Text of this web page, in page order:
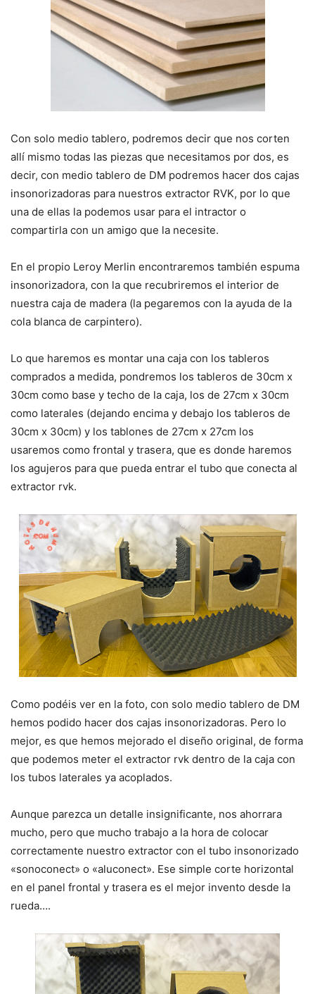
Con solo medio tablero, podremos decir que nos corten
allí mismo todas las piezas que necesitamos por dos, es
decir, con medio tablero de DM podremos hacer dos cajas
insonorizadoras para nuestros extractor RVK, por lo que
una de ellas la podemos usar para el intractor o
compartirla con un amigo que la necesite.
En el propio Leroy Merlin encontraremos también espuma
insonorizadora, con la que recubriremos el interior de
nuestra caja de madera (la pegaremos con la ayuda de la
cola blanca de carpintero).
Lo que haremos es montar una caja con los tableros
comprados a medida, pondremos los tableros de 30cm x
30cm como base y techo de la caja, los de 27cm x 30cm
como laterales (dejando encima y debajo los tableros de
30cm x 30cm) y los tablones de 27cm x 27cm los
usaremos como frontal y trasera, que es donde haremos
los agujeros para que pueda entrar el tubo que conecta al
extractor rvk.
Como podéis ver en la foto, con solo medio tablero de DM
hemos podido hacer dos cajas insonorizadoras. Pero lo
mejor, es que hemos mejorado el diseño original, de forma
que podemos meter el extractor rvk dentro de la caja con
los tubos laterales ya acoplados.
Aunque parezca un detalle insignificante, nos ahorrara
mucho, pero que mucho trabajo a la hora de colocar
correctamente nuestro extractor con el tubo insonorizado
«sonoconect» o «aluconect». Ese simple corte horizontal
en el panel frontal y trasera es el mejor invento desde la
rueda….